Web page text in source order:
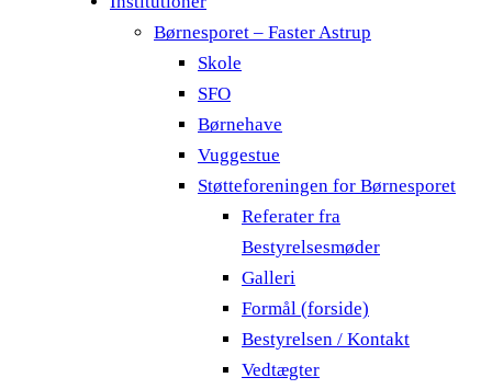
Børnesporet – Faster Astrup
Skole
SFO
Børnehave
Vuggestue
Støtteforeningen for Børnesporet
Referater fra
Bestyrelsesmøder
Galleri
Formål (forside)
Bestyrelsen / Kontakt
Vedtægter